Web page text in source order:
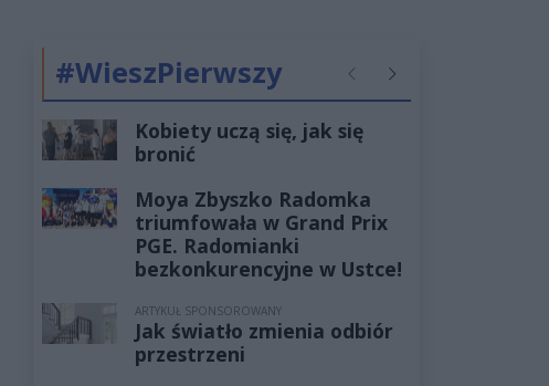
#WieszPierwszy PoprzednieNastępne
Kobiety uczą się, jak się
bronić
Moya Zbyszko Radomka
triumfowała w Grand Prix
PGE. Radomianki
bezkonkurencyjne w Ustce!
ARTYKUŁ SPONSOROWANY
Jak światło zmienia odbiór
przestrzeni